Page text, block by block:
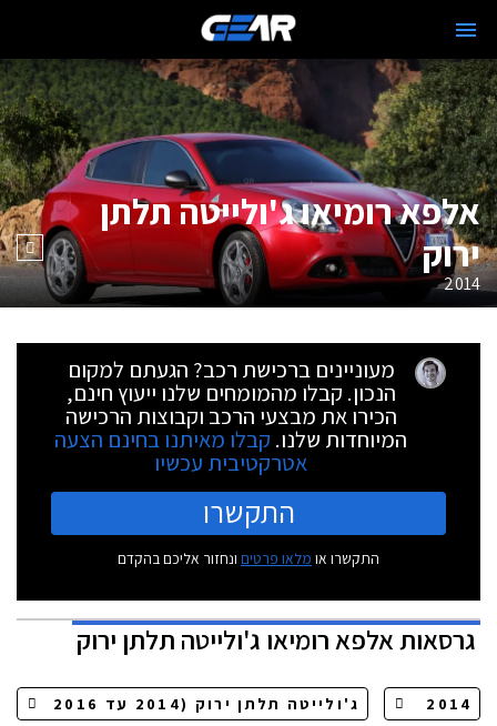
אלפא רומיאו ג'ולייטה תלתן
ירוק
2014
מעוניינים ברכישת רכב? הגעתם למקום
הנכון. קבלו מהמומחים שלנו ייעוץ חינם,
הכירו את מבצעי הרכב וקבוצות הרכישה
המיוחדות שלנו. קבלו מאיתנו בחינם הצעה
אטרקטיבית עכשיו
התקשרו
התקשרו או מלאו פרטים ונחזור אליכם בהקדם
גרסאותאלפא רומיאו ג'ולייטה תלתן ירוק